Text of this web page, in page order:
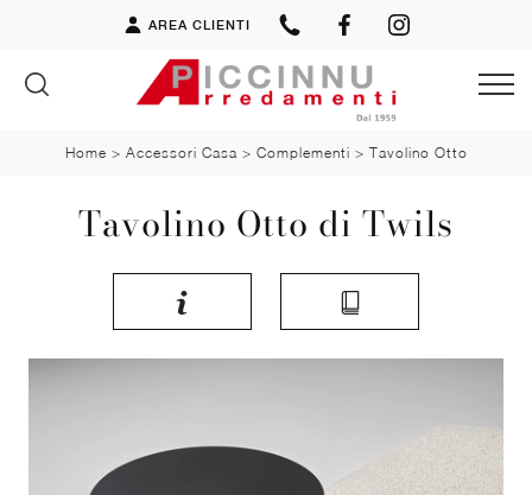
AREA CLIENTI
Home > Accessori Casa > Complementi > Tavolino Otto
Tavolino Otto di Twils